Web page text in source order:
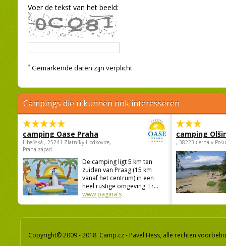
Voer de tekst van het beeld:
* Gemarkende daten zijn verplicht
Campings die u kunnen ook interesseren
camping Oase Praha
Libeňská , 25241 Zlatníky-Hodkovice,
Praha-západ
De camping ligt 5 km ten
zuiden van Praag (15 km
vanaf het centrum) in een
heel rustige omgeving. Er...
www pagina's
camping
, 38223 Černá v
Copyright© 2009 - 2018 Camp.cz - Pavel Hess, alle rechten